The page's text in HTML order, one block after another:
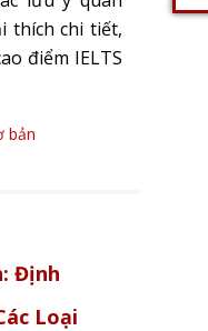
thích chi tiết,
điểm IELTS
bản
Định
Loại